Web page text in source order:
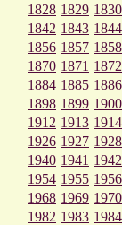
1828 1829 1830
1842 1843 1844
1856 1857 1858
1870 1871 1872
1884 1885 1886
1898 1899 1900
1912 1913 1914
1926 1927 1928
1940 1941 1942
1954 1955 1956
1968 1969 1970
1982 1983 1984